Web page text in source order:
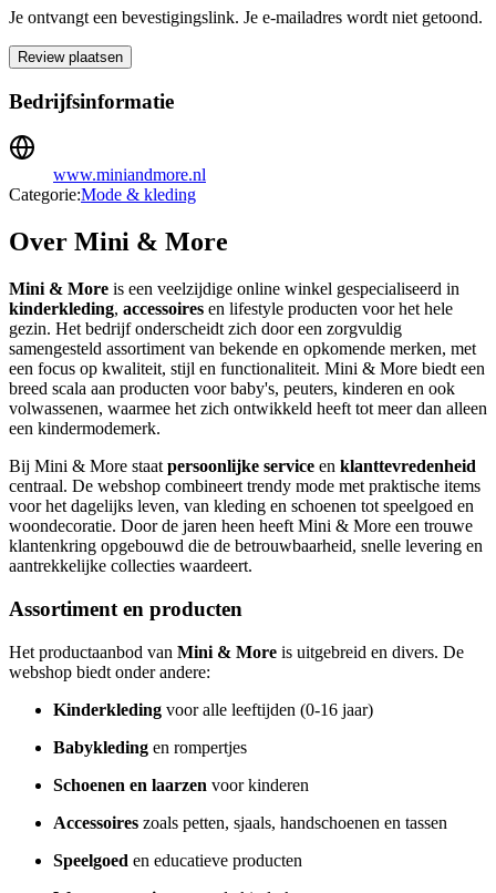
Je ontvangt een bevestigingslink. Je e-mailadres wordt niet getoond.
Review plaatsen
Bedrijfsinformatie
www.miniandmore.nl
Categorie:Mode & kleding
Over Mini & More
Mini & More is een veelzijdige online winkel gespecialiseerd in
kinderkleding, accessoires en lifestyle producten voor het hele
gezin. Het bedrijf onderscheidt zich door een zorgvuldig
samengesteld assortiment van bekende en opkomende merken, met
een focus op kwaliteit, stijl en functionaliteit. Mini & More biedt een
breed scala aan producten voor baby's, peuters, kinderen en ook
volwassenen, waarmee het zich ontwikkeld heeft tot meer dan alleen
een kindermodemerk.
Bij Mini & More staat persoonlijke service en klanttevredenheid
centraal. De webshop combineert trendy mode met praktische items
voor het dagelijks leven, van kleding en schoenen tot speelgoed en
woondecoratie. Door de jaren heen heeft Mini & More een trouwe
klantenkring opgebouwd die de betrouwbaarheid, snelle levering en
aantrekkelijke collecties waardeert.
Assortiment en producten
Het productaanbod van Mini & More is uitgebreid en divers. De
webshop biedt onder andere:
Kinderkleding voor alle leeftijden (0-16 jaar)
Babykleding en rompertjes
Schoenen en laarzen voor kinderen
Accessoires zoals petten, sjaals, handschoenen en tassen
Speelgoed en educatieve producten